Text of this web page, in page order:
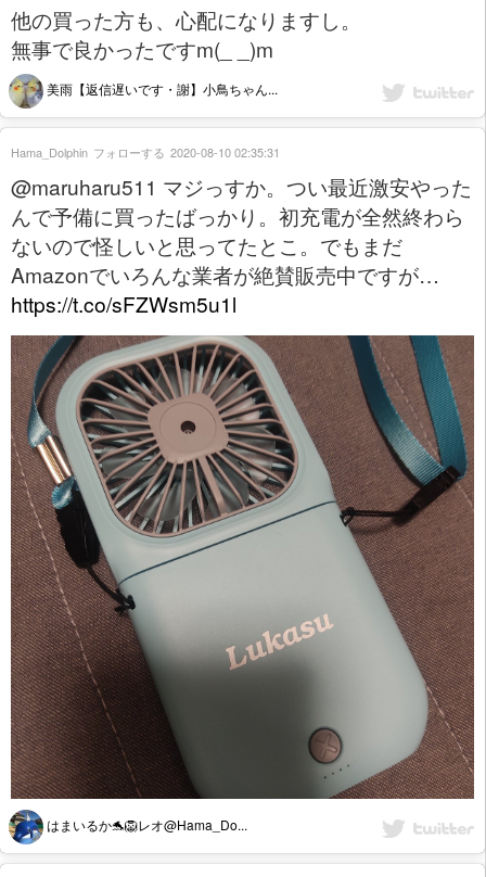
他の買った方も、心配になりますし。
無事で良かったですm(_ _)m
美雨【返信遅いです・謝】小鳥ちゃん...
@maruharu511 マジっすか。つい最近激安やった
んで予備に買ったばっかり。初充電が全然終わら
ないので怪しいと思ってたとこ。でもまだ
Amazonでいろんな業者が絶賛販売中ですが…
https://t.co/sFZWsm5u1l
はまいるか🐬🦁レオ@Hama_Do...
Hama_Dolphin フォローする 2020-08-10 02:35:31